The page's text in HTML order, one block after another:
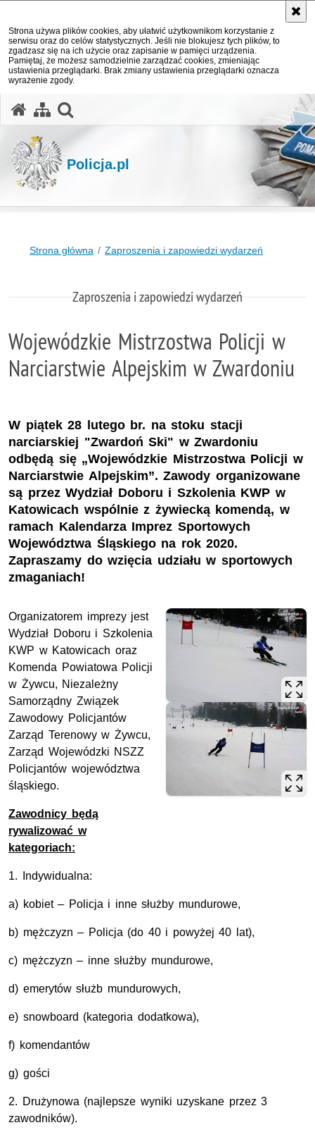
Strona używa plików cookies, aby ułatwić użytkownikom korzystanie z
serwisu oraz do celów statystycznych. Jeśli nie blokujesz tych plików, to
zgadzasz się na ich użycie oraz zapisanie w pamięci urządzenia.
Pamiętaj, że możesz samodzielnie zarządzać cookies, zmieniając
ustawienia przeglądarki. Brak zmiany ustawienia przeglądarki oznacza
wyrażenie zgody.
Policja.pl
Strona główna Zaproszenia i zapowiedzi wydarzeń
Zaproszenia i zapowiedzi wydarzeń
Wojewódzkie Mistrzostwa Policji w
Narciarstwie Alpejskim w Zwardoniu
W piątek 28 lutego br. na stoku stacji
narciarskiej "Zwardoń Ski" w Zwardoniu
odbędą się „Wojewódzkie Mistrzostwa Policji w
Narciarstwie Alpejskim”. Zawody organizowane
są przez Wydział Doboru i Szkolenia KWP w
Katowicach wspólnie z żywiecką komendą, w
ramach Kalendarza Imprez Sportowych
Województwa Śląskiego na rok 2020.
Zapraszamy do wzięcia udziału w sportowych
zmaganiach!
Organizatorem imprezy jest
Wydział Doboru i Szkolenia
KWP w Katowicach oraz
Komenda Powiatowa Policji
w Żywcu, Niezależny
Samorządny Związek
Zawodowy Policjantów
Zarząd Terenowy w Żywcu,
Zarząd Wojewódzki NSZZ
Policjantów województwa
śląskiego.
Zawodnicy będą
rywalizować w
kategoriach:
1. Indywidualna:
a) kobiet – Policja i inne służby mundurowe,
b) mężczyzn – Policja (do 40 i powyżej 40 lat),
c) mężczyzn – inne służby mundurowe,
d) emerytów służb mundurowych,
e) snowboard (kategoria dodatkowa),
f) komendantów
g) gości
2. Drużynowa (najlepsze wyniki uzyskane przez 3
zawodników).